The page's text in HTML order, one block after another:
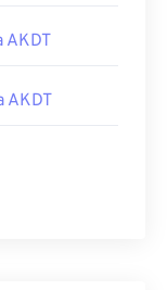
AKDT
AKDT